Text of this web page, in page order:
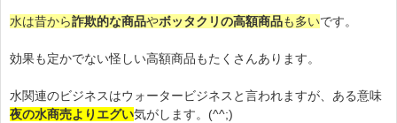
水は昔から詐欺的な商品やボッタクリの高額商品も多いです。
効果も定かでない怪しい高額商品もたくさんあります。
水関連のビジネスはウォータービジネスと言われますが、ある意味
夜の水商売よりエグい気がします。(^^;)